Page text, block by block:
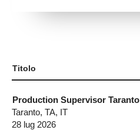
Titolo
Production Supervisor Taranto
Taranto, TA, IT
28 lug 2026